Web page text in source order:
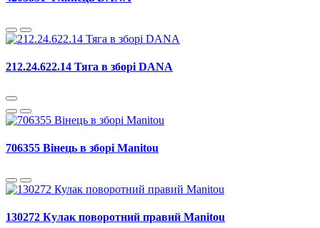
212.24.622.14 Тяга в зборі DANA
706355 Вінець в зборі Manitou
130272 Кулак поворотний правий Manitou